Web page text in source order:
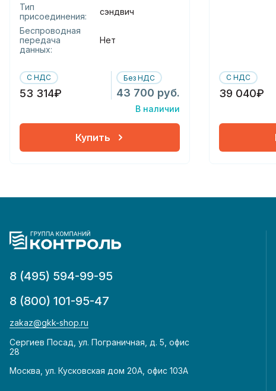
Тип
присоединения:
сэндвич
Беспроводная
передача
данных:
Нет
С НДС
53 314₽
Без НДС
43 700 руб.
В наличии
Купить
С НДС
39 040₽
8 (495) 594-99-95
8 (800) 101-95-47
zakaz@gkk-shop.ru
Сергиев Посад, ул. Пограничная, д. 5, офис
28
Москва, ул. Кусковская дом 20А, офис 103А